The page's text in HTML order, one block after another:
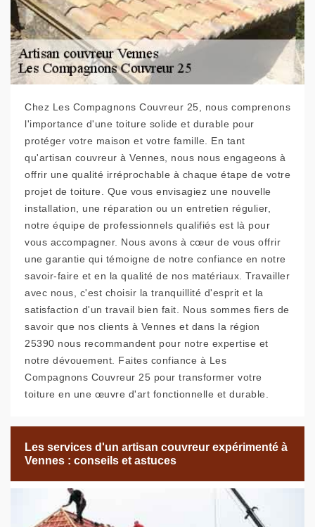
Chez Les Compagnons Couvreur 25, nous comprenons
l'importance d'une toiture solide et durable pour
protéger votre maison et votre famille. En tant
qu'artisan couvreur à Vennes, nous nous engageons à
offrir une qualité irréprochable à chaque étape de votre
projet de toiture. Que vous envisagiez une nouvelle
installation, une réparation ou un entretien régulier,
notre équipe de professionnels qualifiés est là pour
vous accompagner. Nous avons à cœur de vous offrir
une garantie qui témoigne de notre confiance en notre
savoir-faire et en la qualité de nos matériaux. Travailler
avec nous, c'est choisir la tranquillité d'esprit et la
satisfaction d'un travail bien fait. Nous sommes fiers de
savoir que nos clients à Vennes et dans la région
25390 nous recommandent pour notre expertise et
notre dévouement. Faites confiance à Les
Compagnons Couvreur 25 pour transformer votre
toiture en une œuvre d'art fonctionnelle et durable.
Les services d'un artisan couvreur expérimenté à
Vennes : conseils et astuces